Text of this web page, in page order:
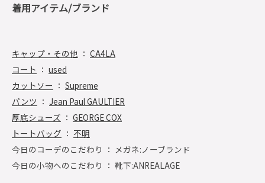
着用アイテム/ブランド
キャップ・その他 ： CA4LA
コート ： used
カットソー ： Supreme
パンツ ： Jean Paul GAULTIER
厚底シューズ ： GEORGE COX
トートバッグ ： 不明
今日のコーデのこだわり ： メガネ:ノーブランド
今日の小物へのこだわり ： 靴下:ANREALAGE